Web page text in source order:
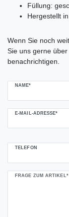
Füllung:
Hergestellt
Wenn Sie noch
Sie uns gerne
benachrichtigen.
NAME*
E-MAIL-ADRESSE*
TELEFON
FRAGE ZUM ARTIKEL*